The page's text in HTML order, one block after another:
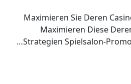
Maximieren Sie Deren
Maximieren Diese
Strategien Spielsalon-